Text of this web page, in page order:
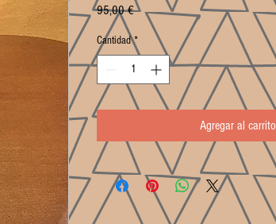
95,00 €Precio
Cantidad *
Agregar al carrito